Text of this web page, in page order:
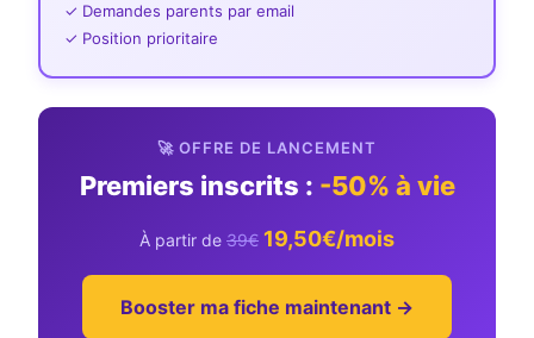
✓ Demandes parents par email
✓ Position prioritaire
🚀 OFFRE DE LANCEMENT
Premiers inscrits : -50% à vie
À partir de 39€ 19,50€/mois
Booster ma fiche maintenant →